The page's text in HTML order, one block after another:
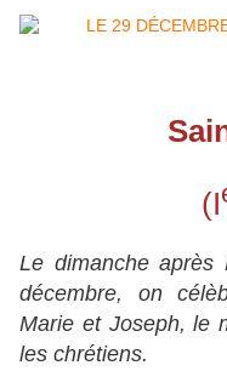
(I
Le dimanche
décembre, on
Marie et Joseph, le
les chrétiens.